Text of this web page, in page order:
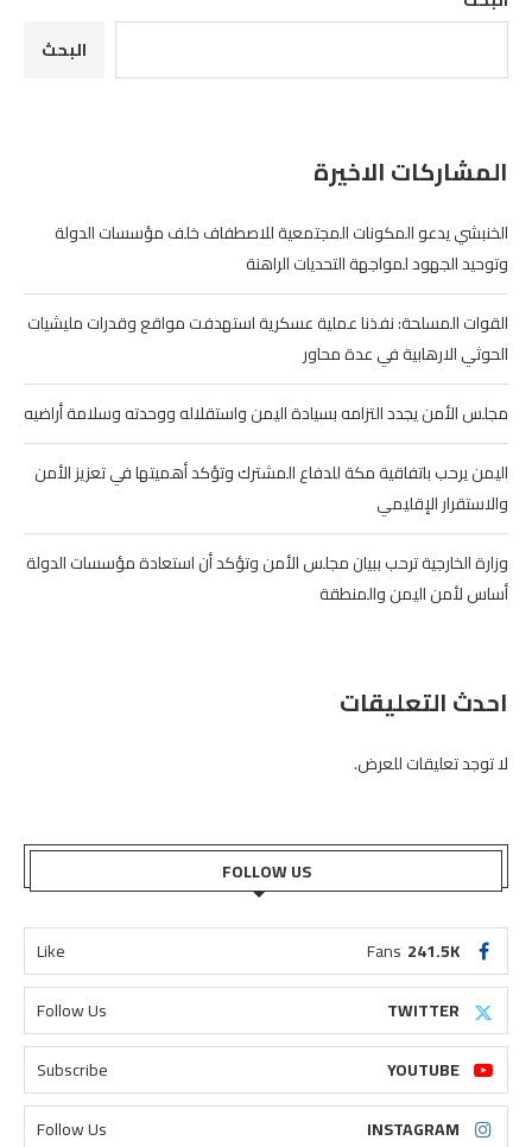
البحث
المشاركات الاخيرة
الخنبشي يدعو المكونات المجتمعية للاصطفاف خلف مؤسسات الدولة
وتوحيد الجهود لمواجهة التحديات الراهنة
القوات المسلحة: نفذنا عملية عسكرية استهدفت مواقع وقدرات مليشيات
الحوثي الارهابية في عدة محاور
مجلس الأمن يجدد التزامه بسيادة اليمن واستقلاله ووحدته وسلامة أراضيه
اليمن يرحب باتفاقية مكة للدفاع المشترك وتؤكد أهميتها في تعزيز الأمن
والاستقرار الإقليمي
وزارة الخارجية ترحب ببيان مجلس الأمن وتؤكد أن استعادة مؤسسات الدولة
أساس لأمن اليمن والمنطقة
احدث التعليقات
لا توجد تعليقات للعرض.
FOLLOW US
241.5K
Fans
Like
TWITTER
Follow Us
YOUTUBE
Subscribe
INSTAGRAM
Follow Us